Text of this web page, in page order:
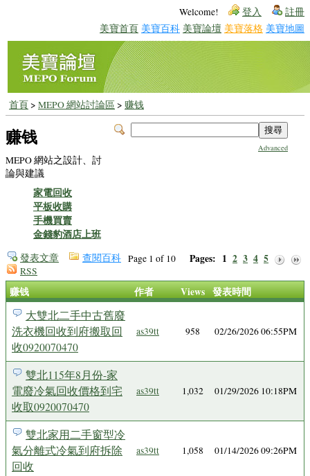
Welcome! 登入 註冊
美寶首頁 美寶百科 美寶論壇 美寶落格 美寶地圖
首頁> MEPO 網站討論區> 赚钱
Advanced
赚钱
MEPO 網站之設計、討
論與建議
家電回收
平板收購
手機買賣
金錢豹酒店上班
Page 1 of 10 Pages: 1 2 3 4 5
發表文章
查閱百科
RSS
赚钱 作者 Views 發表時間
大雙北二手中古舊廢
洗衣機回收到府搬取回
收0920070470
as39tt 958 02/26/2026 06:55PM
雙北115年8月份-家
電廢冷氣回收價格到宅
收取0920070470
as39tt 1,032 01/29/2026 10:18PM
雙北家用二手窗型冷
氣分離式冷氣到府拆除
回收
as39tt 1,058 01/14/2026 09:26PM